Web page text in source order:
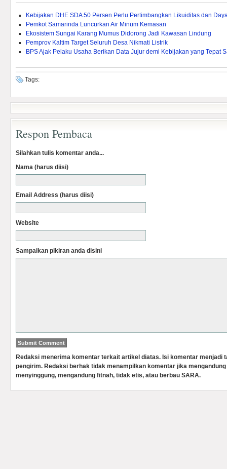
Kebijakan DHE SDA 50 Persen Perlu Pertimbangkan Likuiditas dan
Pemkot Samarinda Luncurkan Air Minum Kemasan
Ekosistem Sungai Karang Mumus Didorong Jadi Kawasan Lindung
Pemprov Kaltim Target Seluruh Desa Nikmati Listrik
BPS Ajak Pelaku Usaha Berikan Data Jujur demi Kebijakan yang Tepat
Tags:
Respon Pembaca
Silahkan tulis komentar anda...
Nama (harus diisi)
Email Address (harus diisi)
Website
Sampaikan pikiran anda disini
Redaksi menerima komentar terkait artikel diatas. Isi komentar menjadi
pengirim. Redaksi berhak tidak menampilkan komentar jika
menyinggung, mengandung fitnah, tidak etis, atau berbau SARA.